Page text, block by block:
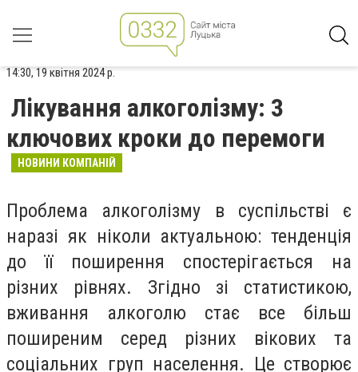
14:30, 19 квітня 2024 р.
Лікування алкоголізму: 3
ключових кроки до перемоги
НОВИНИ КОМПАНІЙ
Проблема алкоголізму в суспільстві є
наразі як ніколи актуальною: тенденція
до її поширення спостерігається на
різних рівнях. Згідно зі статистикою,
вживання алкоголю стає все більш
поширеним серед різних вікових та
соціальних груп населення. Це створює